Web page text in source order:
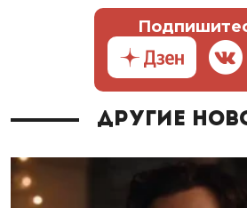
Другие